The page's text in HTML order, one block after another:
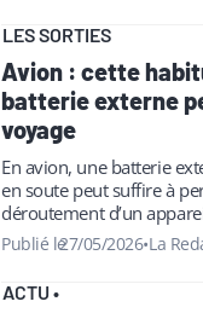
LES SORTIES
Avion : cette
batterie externe
voyage
En avion, une batterie
en soute peut suffire à
déroutement d’un
simple : ce type…
Publié le27/05/2026•La
ACTU•